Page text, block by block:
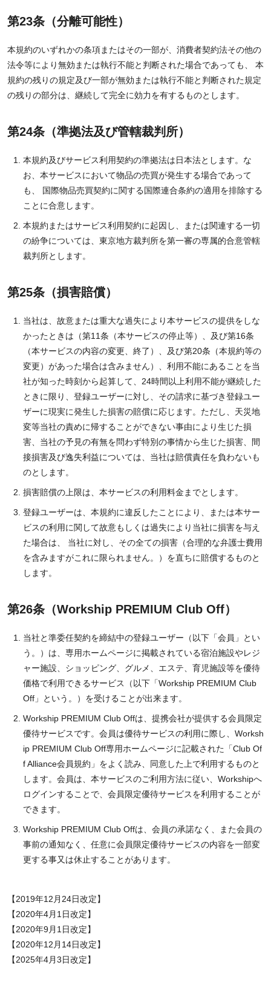
第23条（分離可能性）
本規約のいずれかの条項またはその一部が、消費者契約法その他の
法令等により無効または執行不能と判断された場合であっても、 本
規約の残りの規定及び一部が無効または執行不能と判断された規定
の残りの部分は、継続して完全に効力を有するものとします。
第24条（準拠法及び管轄裁判所）
本規約及びサービス利用契約の準拠法は日本法とします。な
お、本サービスにおいて物品の売買が発生する場合であって
も、 国際物品売買契約に関する国際連合条約の適用を排除する
ことに合意します。
本規約またはサービス利用契約に起因し、または関連する一切
の紛争については、東京地方裁判所を第一審の専属的合意管轄
裁判所とします。
第25条（損害賠償）
当社は、故意または重大な過失により本サービスの提供をしな
かったときは（第11条（本サービスの停止等）、及び第16条
（本サービスの内容の変更、終了）、及び第20条（本規約等の
変更）があった場合は含みません）、利用不能にあることを当
社が知った時刻から起算して、24時間以上利用不能が継続した
ときに限り、登録ユーザーに対し、その請求に基づき登録ユー
ザーに現実に発生した損害の賠償に応じます。ただし、天災地
変等当社の責めに帰することができない事由により生じた損
害、当社の予見の有無を問わず特別の事情から生じた損害、間
接損害及び逸失利益については、当社は賠償責任を負わないも
のとします。
損害賠償の上限は、本サービスの利用料金までとします。
登録ユーザーは、本規約に違反したことにより、または本サー
ビスの利用に関して故意もしくは過失により当社に損害を与え
た場合は、 当社に対し、その全ての損害（合理的な弁護士費用
を含みますがこれに限られません。）を直ちに賠償するものと
します。
第26条（Workship PREMIUM Club Off）
当社と準委任契約を締結中の登録ユーザー（以下「会員」とい
う。）は、専用ホームページに掲載されている宿泊施設やレジ
ャー施設、ショッピング、グルメ、エステ、育児施設等を優待
価格で利用できるサービス（以下「Workship PREMIUM Club
Off」という。）を受けることが出来ます。
Workship PREMIUM Club Offは、提携会社が提供する会員限定
優待サービスです。会員は優待サービスの利用に際し、Worksh
ip PREMIUM Club Off専用ホームページに記載された「Club Of
f Alliance会員規約」をよく読み、同意した上で利用するものと
します。会員は、本サービスのご利用方法に従い、Workshipへ
ログインすることで、会員限定優待サービスを利用することが
できます。
Workship PREMIUM Club Offは、会員の承諾なく、また会員の
事前の通知なく、任意に会員限定優待サービスの内容を一部変
更する事又は休止することがあります。
【2019年12月24日改定】
【2020年4月1日改定】
【2020年9月1日改定】
【2020年12月14日改定】
【2025年4月3日改定】